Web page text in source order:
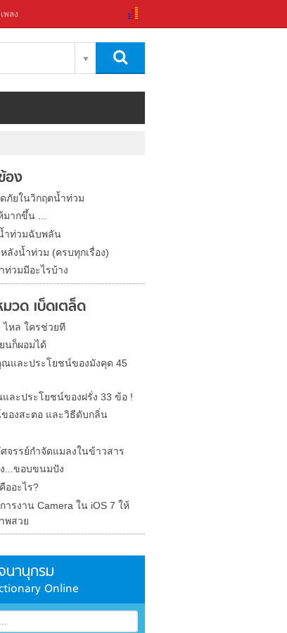
เพลง
อง
ภัยในวิกฤตน้ำท่วม
ากขึ้น ...
ำท่วมฉับพลัน
ลังน้ำท่วม (ครบทุกเรื่อง)
ท่วมมีอะไรบ้าง
วด เบ็ดเตล็ด
ไหล ใครช่วยที
นก็ผอมได้
และประโยชน์ของมังคุด 45
ละประโยชน์ของฝรั่ง 33 ข้อ !
องสะตอ และวิธีดับกลิ่น
จรรย์กำจัดแมลงในข้าวสาร
...ขอบขนมปัง
ออะไร?
ารงาน Camera ใน iOS 7 ให้
พสวย
นานุกรม
Online